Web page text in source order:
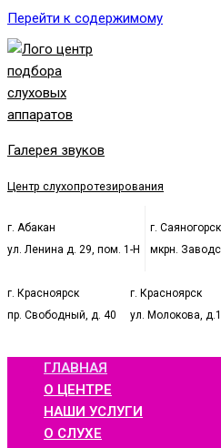
Перейти к содержимому
Галерея звуков
Центр слухопротезирования
г. Абакан
ул. Ленина д. 29, пом. 1-Н
г. Саяногорск
мкрн.
г. Красноярск
пр. Свободный, д. 40
г. Красноярск
ул. Молокова,
ГЛАВНАЯ
О ЦЕНТРЕ
НАШИ УСЛУГИ
О СЛУХЕ